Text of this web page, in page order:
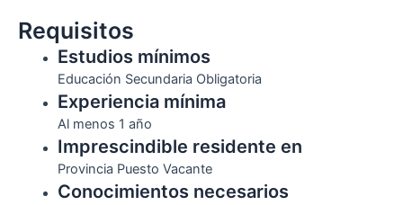
Requisitos
Estudios mínimos
Educación Secundaria Obligatoria
Experiencia mínima
Al menos 1 año
Imprescindible residente en
Provincia Puesto Vacante
Conocimientos necesarios